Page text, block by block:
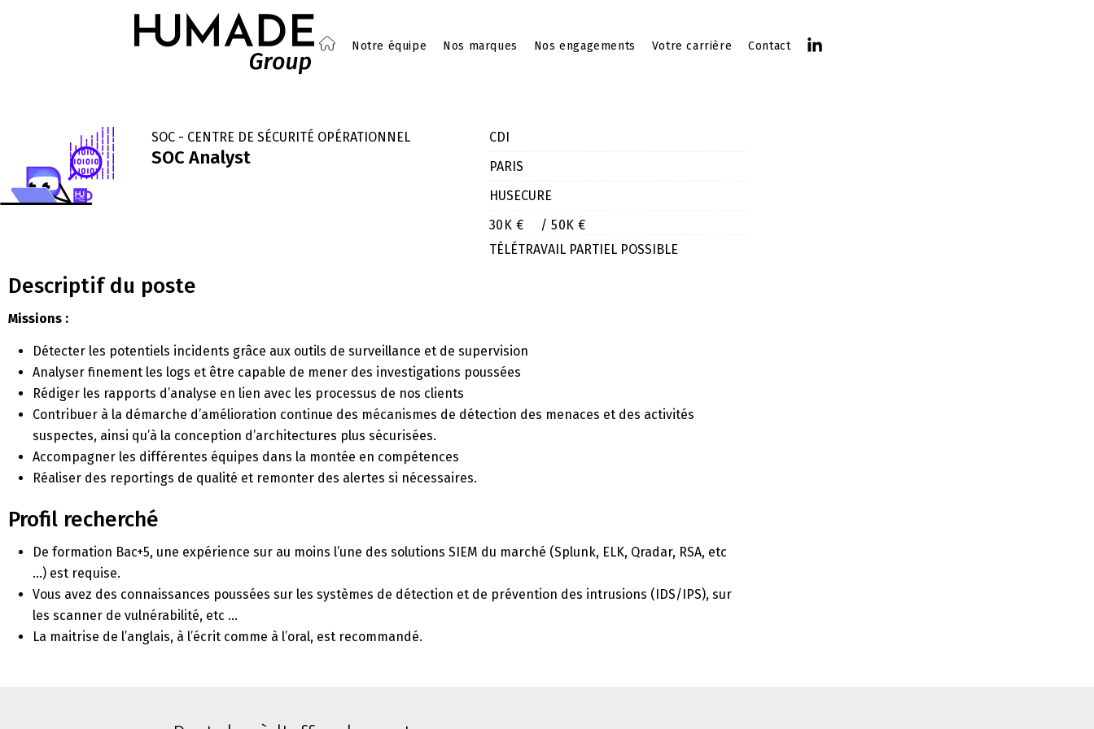
Notre équipe Nos marques Nos engagements Votre carrière Contact
SOC - CENTRE DE SÉCURITÉ OPÉRATIONNEL
SOC Analyst
CDI
PARIS
HUSECURE
30K €
/ 50K €
TÉLÉTRAVAIL PARTIEL POSSIBLE
Descriptif du poste
Missions :
Détecter les potentiels incidents grâce aux outils de surveillance et de supervision
Analyser finement les logs et être capable de mener des investigations poussées
Rédiger les rapports d’analyse en lien avec les processus de nos clients
Contribuer à la démarche d’amélioration continue des mécanismes de détection des menaces et des activités
suspectes, ainsi qu’à la conception d’architectures plus sécurisées.
Accompagner les différentes équipes dans la montée en compétences
Réaliser des reportings de qualité et remonter des alertes si nécessaires.
Profil recherché
De formation Bac+5, une expérience sur au moins l’une des solutions SIEM du marché (Splunk, ELK, Qradar, RSA, etc
…) est requise.
Vous avez des connaissances poussées sur les systèmes de détection et de prévention des intrusions (IDS/IPS), sur
les scanner de vulnérabilité, etc …
La maitrise de l’anglais, à l’écrit comme à l’oral, est recommandé.